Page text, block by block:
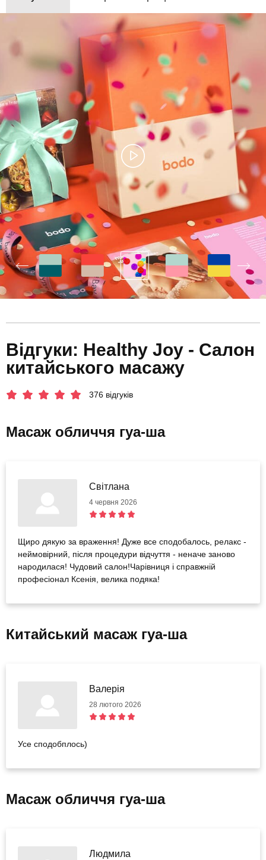
Відгуки: Healthy Joy - Салон
китайського масажу
376 відгуків
Масаж обличчя гуа-ша
Світлана
4 червня 2026
Щиро дякую за враження! Дуже все сподобалось, релакс -
неймовірний, після процедури відчуття - неначе заново
народилася! Чудовий салон!Чарівниця і справжній
професіонал Ксенія, велика подяка!
Китайський масаж гуа-ша
Валерія
28 лютого 2026
Усе сподобплось)
Масаж обличчя гуа-ша
Людмила